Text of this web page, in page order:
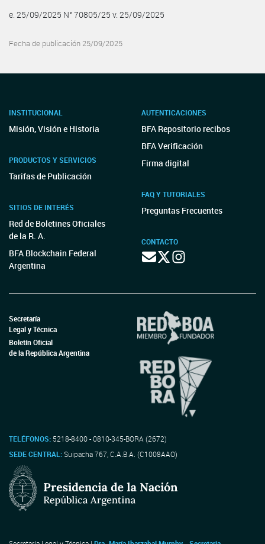
e. 25/09/2025 N° 70805/25 v. 25/09/2025
Fecha de publicación 25/09/2025
INSTITUCIONAL
Misión, Visión e Historia
PRODUCTOS Y SERVICIOS
Tarifas de Publicación
SITIOS DE INTERÉS
Red de Boletines Oficiales
de la R. A.
BFA Blockchain Federal
Argentina
AUTENTICACIONES
BFA Repositorio recibos
BFA Verificación
Firma digital
FAQ Y TUTORIALES
Preguntas Frecuentes
CONTACTO
Secretaría
Legal y Técnica
Boletín Oficial
de la República Argentina
TELÉFONOS: 5218-8400 - 0810-345-BORA (2672)
SEDE CENTRAL:Suipacha 767, C.A.B.A. (C1008AAO)